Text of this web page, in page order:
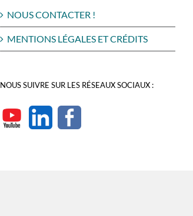
NOUS CONTACTER !
MENTIONS LÉGALES ET CRÉDITS
NOUS SUIVRE SUR LES RÉSEAUX SOCIAUX :